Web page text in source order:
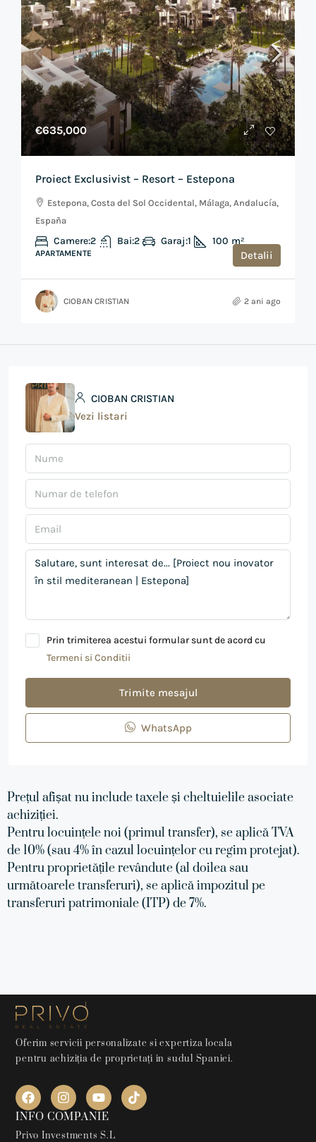
€635,000
Proiect Exclusivist – Resort – Estepona
Estepona, Costa del Sol Occidental, Málaga, Andalucía,
España
Camere:2 Bai:2 Garaj:1 100 m²
APARTAMENTE Detalii
CIOBAN CRISTIAN 2 ani ago
CIOBAN CRISTIAN
Vezi listari
Prin trimiterea acestui formular sunt de acord cu
Termeni si Conditii
Trimite mesajul
WhatsApp
Prețul afișat nu include taxele și cheltuielile asociate
achiziției.
Pentru locuințele noi (primul transfer), se aplică TVA
de 10% (sau 4% în cazul locuințelor cu regim protejat).
Pentru proprietățile revândute (al doilea sau
următoarele transferuri), se aplică impozitul pe
transferuri patrimoniale (ITP) de 7%.
Oferim servicii personalizate si expertiza locala
pentru achiziția de proprietați in sudul Spaniei.
INFO COMPANIE
Privo Investments S.L